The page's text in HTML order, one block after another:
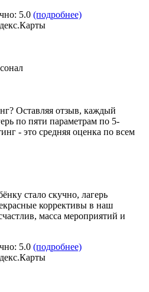
5.0 (подробнее)
Оставляя отзыв, каждый
по пяти параметрам по 5-
- это средняя оценка по всем
стало скучно, лагерь
коррективы в наш
масса мероприятий и
5.0 (подробнее)